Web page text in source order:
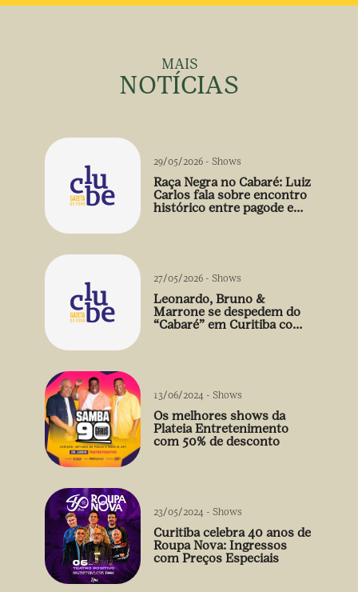
MAIS
NOTÍCIAS
29/05/2026 - Shows
Raça Negra no Cabaré: Luiz
Carlos fala sobre encontro
histórico entre pagode e
27/05/2026 - Shows
Leonardo, Bruno &
Marrone se despedem do
“Cabaré” em Curitiba com
13/06/2024 - Shows
Os melhores shows da
Plateia Entretenimento
com 50% de desconto
23/05/2024 - Shows
Curitiba celebra 40 anos de
Roupa Nova: Ingressos
com Preços Especiais